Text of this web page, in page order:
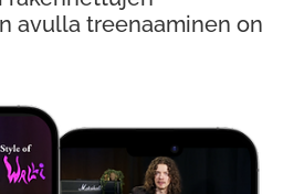
avulla treenaaminen on